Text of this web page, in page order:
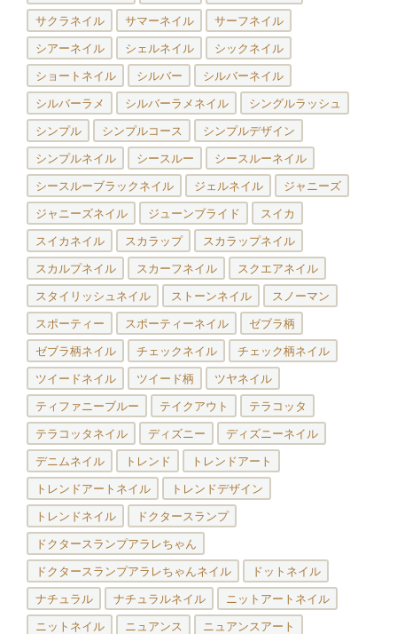
サクラネイル サマーネイル サーフネイル
シアーネイル シェルネイル シックネイル
ショートネイル シルバー シルバーネイル
シルバーラメ シルバーラメネイル シングルラッシュ
シンプル シンプルコース シンプルデザイン
シンプルネイル シースルー シースルーネイル
シースルーブラックネイル ジェルネイル ジャニーズ
ジャニーズネイル ジューンブライド スイカ
スイカネイル スカラップ スカラップネイル
スカルプネイル スカーフネイル スクエアネイル
スタイリッシュネイル ストーンネイル スノーマン
スポーティー スポーティーネイル ゼブラ柄
ゼブラ柄ネイル チェックネイル チェック柄ネイル
ツイードネイル ツイード柄 ツヤネイル
ティファニーブルー テイクアウト テラコッタ
テラコッタネイル ディズニー ディズニーネイル
デニムネイル トレンド トレンドアート
トレンドアートネイル トレンドデザイン
トレンドネイル ドクタースランプ
ドクタースランプアラレちゃん
ドクタースランプアラレちゃんネイル ドットネイル
ナチュラル ナチュラルネイル ニットアートネイル
ニットネイル ニュアンス ニュアンスアート